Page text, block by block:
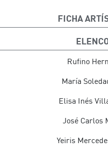
FICHA
VESTUARIO y ATREZZO :
Rufino
María
Elisa Inés
José Carlos
Yeiris